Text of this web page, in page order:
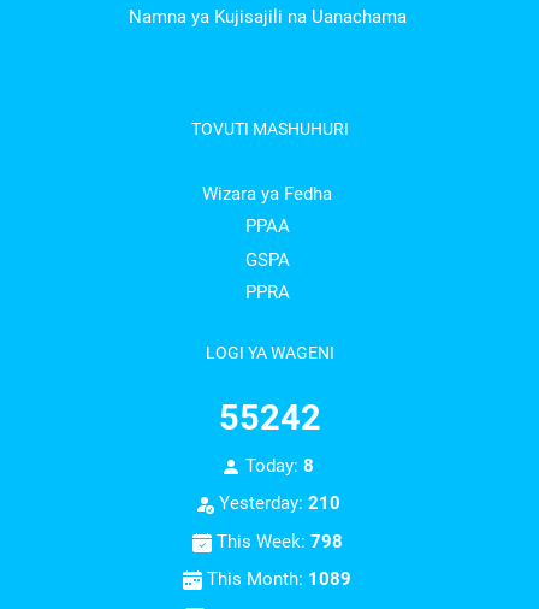
Namna ya Kujisajili na Uanachama
TOVUTI MASHUHURI
Wizara ya Fedha
PPAA
GSPA
PPRA
LOGI YA WAGENI
55242
Today: 8
Yesterday: 210
This Week: 798
This Month: 1089